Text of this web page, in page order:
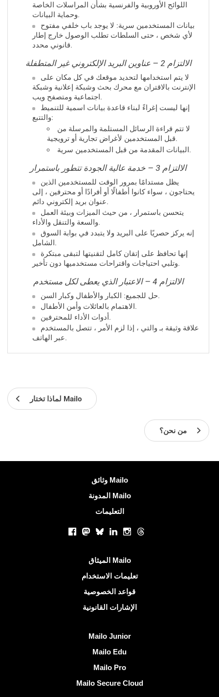
اللوائح الأوروبية والفرنسية بشأن المراسلات الخاصة
وحماية البيانات.
بيانات المستخدمين سرية: لا يوجد باب خلفي مفتوح
لأي شخص ، حتى السلطات تطلب الوصول خارج إطار
قانوني محدد.
الالتزام 2 – عناوين البريد الإلكتروني غير المتطفلة
لا يتم استخدامها لتحديد موقعك في كل مكان على
الإنترنت بالاقتران مع محرك بحث وشبكة إعلانية وشبكة
اجتماعية ومتصفح ويب.
إنها ليست إغراءً لبناء قاعدة بيانات اسمية للتنميط
والتتبع:
لا تتم قراءة الرسائل المستلمة والمرسلة من
قبل المستخدمين لأغراض تجارية أو ترويجية.
البيانات المقدمة من قبل المستخدمين سرية.
الالتزام 3 – خدمة عالية الجودة تتطور باستمرار
يظل مستدامًا بمرور الوقت للمستخدمين الذين
يحتاجون ، سواء كانوا أطفالًا أو أفرادًا أو محترفين ، إلى
عنوان بريد إلكتروني دائم.
يتحسن باستمرار ، من حيث الميزات وبيئة العمل
والسعة والتنقل والأداء.
إنه يركز حصريًا على البريد ولا يتبدد في بوابة السوق
الشامل.
إنها تحافظ على إتقان كامل لتقنيتها لتبقى مبتكرة
وتلبي احتياجات واقتراحات مستخدميها دون تأخير.
الالتزام 4 – الاعتبار الذي يعطى لكل مستخدم
حل للجميع: الكبار والأطفال وكبار السن.
الاهتمام بالعائلات وأمن الأطفال.
أدوات الأداء للمحترفين.
علاقة وثيقة بـ والتي ، إذا لزم الأمر ، تتصل بالمستخدم
عبر الهاتف.
لماذا تختار Mailo
من نحن؟
وثائق Mailo
المدونة Mailo
التعليمات
Facebook
Mastodon
BlueskyLinkedInInstagram
Threads
الميثاق Mailo
تعليمات الاستخدام
قواعد الخصوصية
الإشارات القانونية
Mailo Junior
Mailo Edu
Mailo Pro
Mailo Secure Cloud